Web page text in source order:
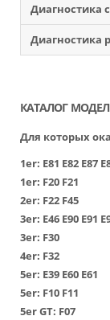
Диагностика
Диагностика
КАТАЛОГ
Для которых
1er: Е81 Е82 Е87
1er: F20 F21
2er: F22 F45
3er: Е46 Е90 Е91
3er: F30
4er: F32
5er: Е39 Е60 Е61
5er: F10 F11
5er GT: F07